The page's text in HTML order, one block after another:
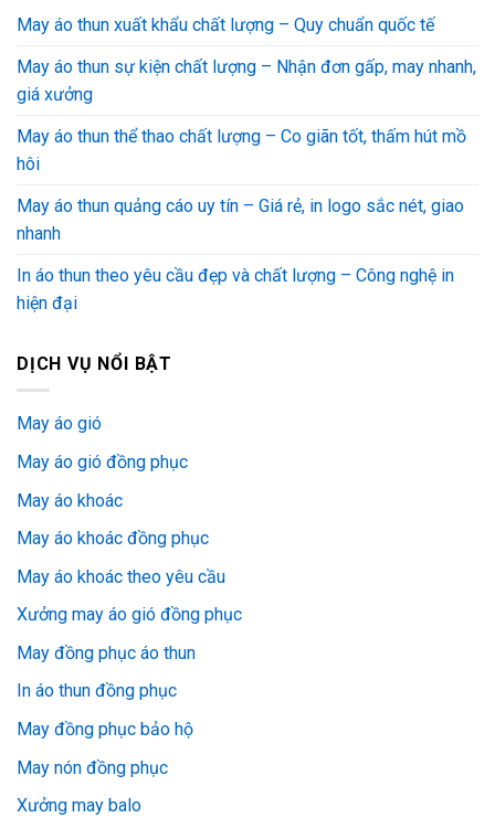
May áo thun xuất khẩu chất lượng – Quy chuẩn quốc tế
May áo thun sự kiện chất lượng – Nhận đơn gấp, may nhanh,
giá xưởng
May áo thun thể thao chất lượng – Co giãn tốt, thấm hút mồ
hôi
May áo thun quảng cáo uy tín – Giá rẻ, in logo sắc nét, giao
nhanh
In áo thun theo yêu cầu đẹp và chất lượng – Công nghệ in
hiện đại
DỊCH VỤ NỔI BẬT
May áo gió
May áo gió đồng phục
May áo khoác
May áo khoác đồng phục
May áo khoác theo yêu cầu
Xưởng may áo gió đồng phục
May đồng phục áo thun
In áo thun đồng phục
May đồng phục bảo hộ
May nón đồng phục
Xưởng may balo